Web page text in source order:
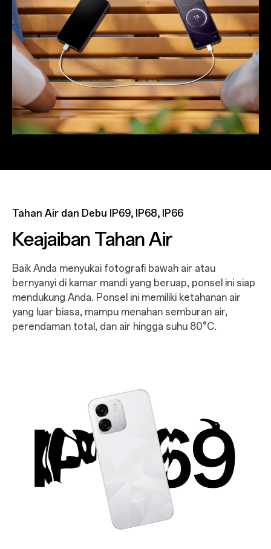
Tahan Air dan Debu IP69, IP68, IP66
Keajaiban Tahan Air
Baik Anda menyukai fotografi bawah air atau
bernyanyi di kamar mandi yang beruap, ponsel ini siap
mendukung Anda. Ponsel ini memiliki ketahanan air
yang luar biasa, mampu menahan semburan air,
perendaman total, dan air hingga suhu 80°C.